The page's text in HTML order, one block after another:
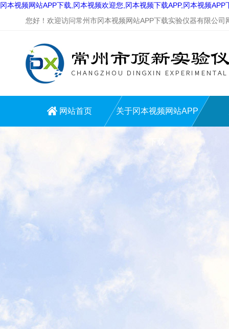
冈本视频网站APP下载,冈本视频欢迎您,冈本视频下载APP,冈本视频APP
您好！欢迎访问常州市冈本视频网站APP下载实验仪器有限公司网
网站首页 关于冈本视频网站APP